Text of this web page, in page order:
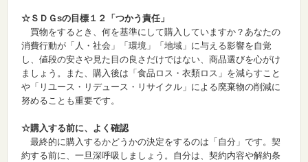
☆ＳＤＧsの目標１２「つかう責任」
買物をするとき、何を基準にして購入していますか？あなたの
消費行動が「人・社会」「環境」「地域」に与える影響を自覚
し、値段の安さや見た目の良さだけではない、商品選びを心がけ
ましょう。また、購入後は「食品ロス・衣類ロス」を減らすこと
や「リユース・リデュース・リサイクル」による廃棄物の削減に
努めることも重要です。
☆購入する前に、よく確認
最終的に購入するかどうかの決定をするのは「自分」です。契
約する前に、一旦深呼吸しましょう。自分は、契約内容や解約条